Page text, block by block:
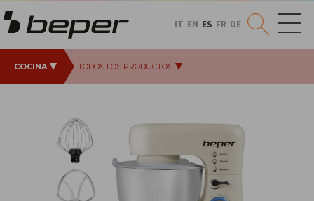
IT EN ES FR DE
COCINA TODOS LOS PRODUCTOS